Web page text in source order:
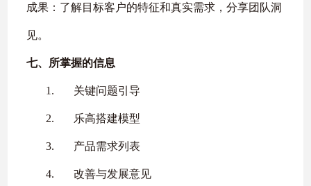
成果：了解目标客户的特征和真实需求，分享团队洞
见。
七、 所掌握的信息
1. 关键问题引导
2. 乐高搭建模型
3. 产品需求列表
4. 改善与发展意见